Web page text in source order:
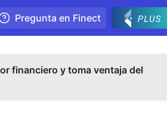
Pregunta en Finect
financiero y toma ventaja del